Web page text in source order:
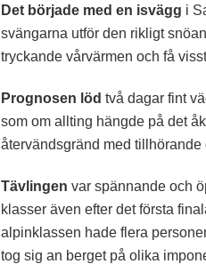
Det började med en isvägg i
svängarna utför den rikligt
tryckande vårvärmen och få
Prognosen löd två dagar fint
som om allting hängde på det
återvändsgränd med
Tävlingen var spännande och
klasser även efter det första
alpinklassen hade flera
tog sig an berget på olika